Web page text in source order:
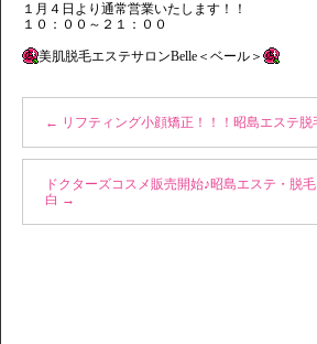
１月４日より通常営業いたします！！
１０：００～２１：００
美肌脱毛エステサロンBelle＜ベール＞
← リフティング小顔矯正！！！昭島エステ脱
ドクターズコスメ販売開始♪昭島エステ・脱
白 →